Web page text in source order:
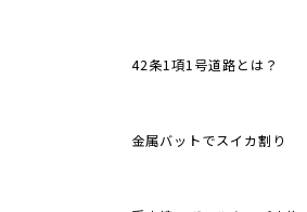
42条1項1号道路とは？
金属バットでスイカ割り